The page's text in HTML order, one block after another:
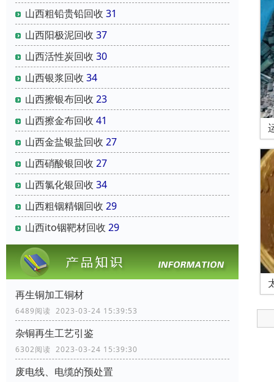
山西粗铅贵铅回收 31
山西阳极泥回收 37
山西活性炭回收 30
山西银浆回收 34
山西擦银布回收 23
山西擦金布回收 41
山西金盐银盐回收 27
山西硝酸银回收 27
山西氯化银回收 34
山西粗铟精铟回收 29
山西ito铟靶材回收 29
再生铜加工铜材
6489阅读 2023-03-24 15:39:53
杂铜再生工艺引鉴
6302阅读 2023-03-24 15:39:30
废电线、电缆的预处置